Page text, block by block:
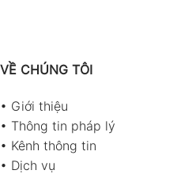
VỀ CHÚNG TÔI
• Giới thiệu
• Thông tin pháp lý
• Kênh thông tin
• Dịch vụ